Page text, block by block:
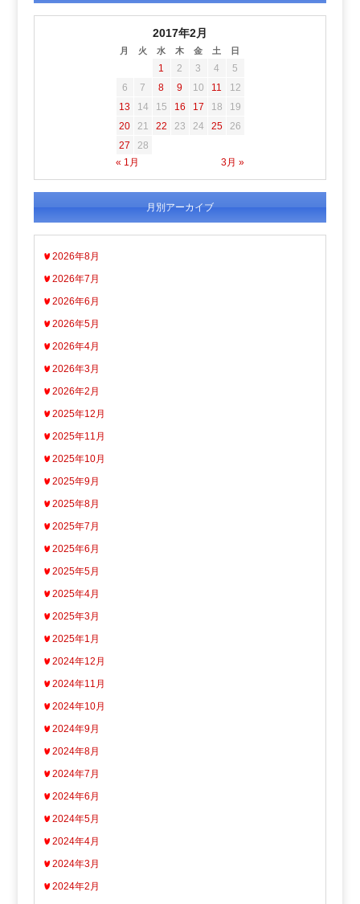
2017年2月
月 火 水 木 金 土 日
« 1月 3月 »
1 2 3 4
5
6
7 8 9 10 11
12
13
14 15 16 17 18
19
20
21 22 23 24 25
26
27
28
月別アーカイブ
2026年8月
2026年7月
2026年6月
2026年5月
2026年4月
2026年3月
2026年2月
2025年12月
2025年11月
2025年10月
2025年9月
2025年8月
2025年7月
2025年6月
2025年5月
2025年4月
2025年3月
2025年1月
2024年12月
2024年11月
2024年10月
2024年9月
2024年8月
2024年7月
2024年6月
2024年5月
2024年4月
2024年3月
2024年2月